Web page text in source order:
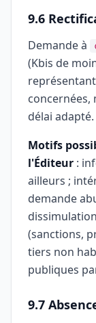
9.6
Demande à
(Kbis de
concernées,
délai adapté.
Motifs
l'Éditeur :
ailleurs ;
demande
(sanctions,
tiers non
publiques
9.7